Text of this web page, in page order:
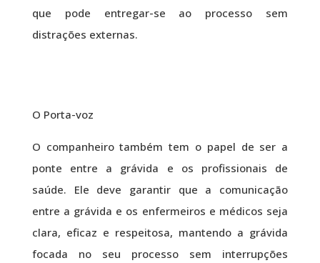
que pode entregar-se ao processo sem
distrações externas.
O Porta-voz
O companheiro também tem o papel de ser a
ponte entre a grávida e os profissionais de
saúde. Ele deve garantir que a comunicação
entre a grávida e os enfermeiros e médicos seja
clara, eficaz e respeitosa, mantendo a grávida
focada no seu processo sem interrupções